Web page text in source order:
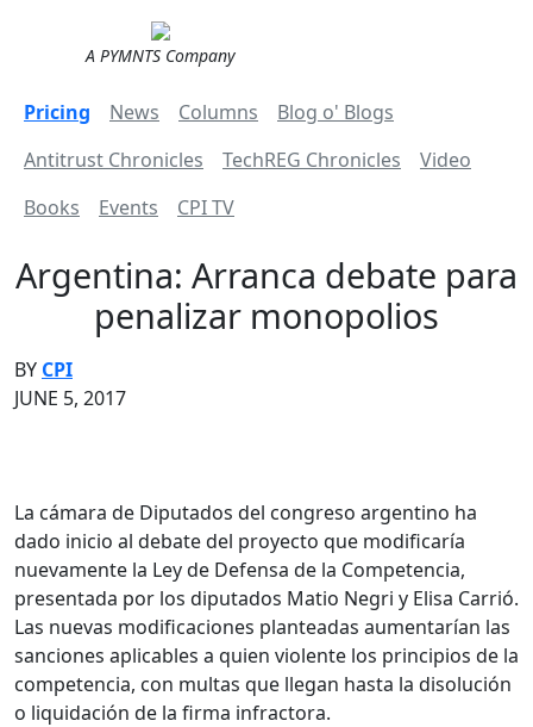
A PYMNTS Company
Pricing News Columns
Blog o' Blogs
Antitrust Chronicles
TechREG Chronicles
Video
Books
Events CPI TV
Argentina: Arranca debate para
penalizar monopolios
BY CPI
JUNE 5, 2017
La cámara de Diputados del congreso argentino ha
dado inicio al debate del proyecto que modificaría
nuevamente la Ley de Defensa de la Competencia,
presentada por los diputados Matio Negri y Elisa Carrió.
Las nuevas modificaciones planteadas aumentarían las
sanciones aplicables a quien violente los principios de la
competencia, con multas que llegan hasta la disolución
o liquidación de la firma infractora.